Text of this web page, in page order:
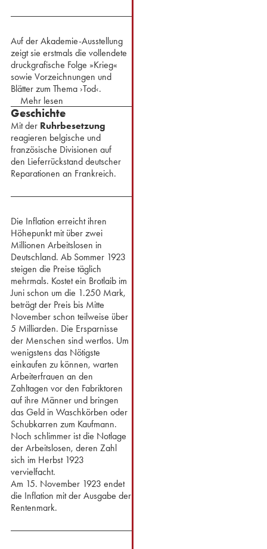
Auf der Akademie-Ausstellung
zeigt sie erstmals die vollendete
druckgrafische Folge »Krieg«
sowie Vorzeichnungen und
Blätter zum Thema ›Tod‹.
Mehr lesen
Geschichte
Mit der Ruhrbesetzung
reagieren belgische und
französische Divisionen auf
den Lieferrückstand deutscher
Reparationen an Frankreich.
Die Inflation erreicht ihren
Höhepunkt mit über zwei
Millionen Arbeitslosen in
Deutschland. Ab Sommer 1923
steigen die Preise täglich
mehrmals. Kostet ein Brotlaib im
Juni schon um die 1.250 Mark,
beträgt der Preis bis Mitte
November schon teilweise über
5 Milliarden. Die Ersparnisse
der Menschen sind wertlos. Um
wenigstens das Nötigste
einkaufen zu können, warten
Arbeiterfrauen an den
Zahltagen vor den Fabriktoren
auf ihre Männer und bringen
das Geld in Waschkörben oder
Schubkarren zum Kaufmann.
Noch schlimmer ist die Notlage
der Arbeitslosen, deren Zahl
sich im Herbst 1923
vervielfacht.
⁢Am 15. November 1923 endet
die Inflation mit der Ausgabe der
Rentenmark.